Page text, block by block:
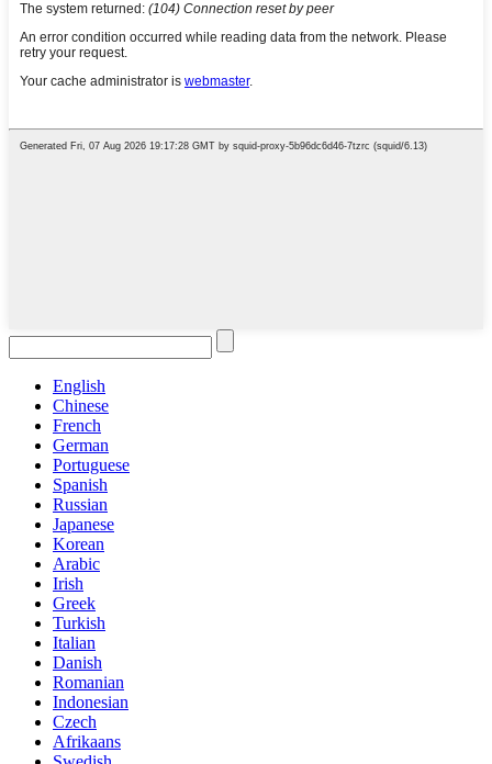
English
Chinese
French
German
Portuguese
Spanish
Russian
Japanese
Korean
Arabic
Irish
Greek
Turkish
Italian
Danish
Romanian
Indonesian
Czech
Afrikaans